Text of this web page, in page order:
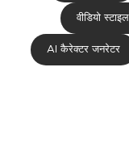
वीडियो
AI कैरेक्टर जनरेटर